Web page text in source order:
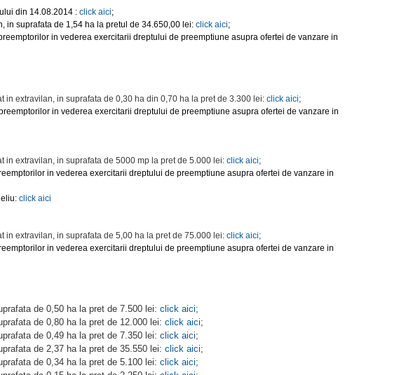
din 14.08.2014 : click aici;
in suprafata de 1,54 ha la pretul de 34.650,00 lei: click aici;
in vederea exercitarii dreptului de preemptiune asupra ofertei de vanzare in
extravilan, in suprafata de 0,30 ha din 0,70 ha la pret de 3.300 lei: click aici;
in vederea exercitarii dreptului de preemptiune asupra ofertei de vanzare in
in extravilan, in suprafata de 5000 mp la pret de 5.000 lei: click aici;
in vederea exercitarii dreptului de preemptiune asupra ofertei de vanzare in
click aici
in extravilan, in suprafata de 5,00 ha la pret de 75.000 lei: click aici;
in vederea exercitarii dreptului de preemptiune asupra ofertei de vanzare in
de 0,50 ha la pret de 7.500 lei: click aici;
de 0,80 ha la pret de 12.000 lei: click aici;
de 0,49 ha la pret de 7.350 lei: click aici;
de 2,37 ha la pret de 35.550 lei: click aici;
de 0,34 ha la pret de 5.100 lei: click aici;